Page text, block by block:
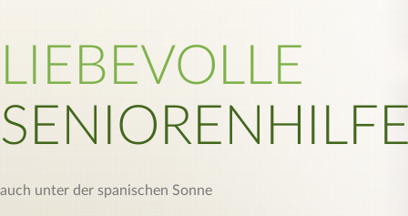
LIEBEVOLLE
auch unter der spanischen Sonne